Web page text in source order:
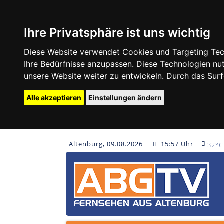
Ihre Privatsphäre ist uns wichtig
Diese Website verwendet Cookies und Targeting
Ihre Bedürfnisse anzupassen. Diese Technologien
unsere Website weiter zu entwickeln. Durch das
Alle akzeptieren Einstellungen ändern
Altenburg, 09.08.2026 15:57 Uhr 32°C